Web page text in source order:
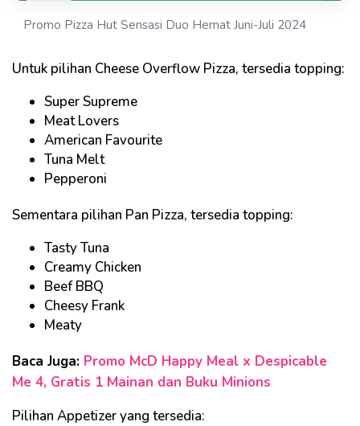
Promo Pizza Hut Sensasi Duo Hemat Juni-Juli 2024
Untuk pilihan Cheese Overflow Pizza, tersedia topping:
Super Supreme
Meat Lovers
American Favourite
Tuna Melt
Pepperoni
Sementara pilihan Pan Pizza, tersedia topping:
Tasty Tuna
Creamy Chicken
Beef BBQ
Cheesy Frank
Meaty
Baca Juga: Promo McD Happy Meal x Despicable
Me 4, Gratis 1 Mainan dan Buku Minions
Pilihan Appetizer yang tersedia: